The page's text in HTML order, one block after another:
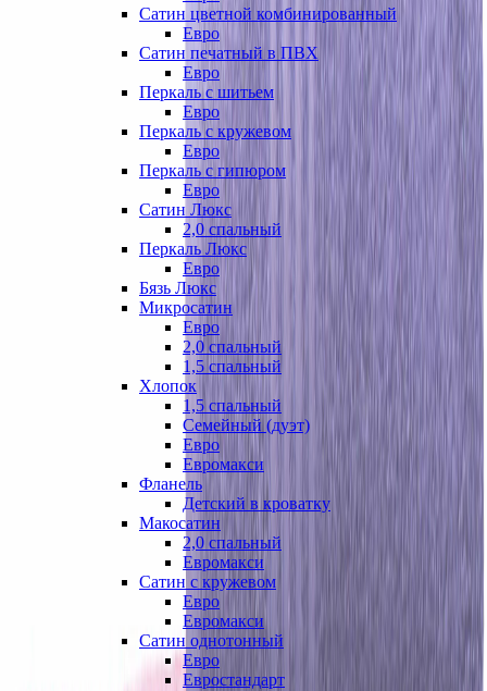
Сатин цветной комбинированный
Евро
Сатин печатный в ПВХ
Евро
Перкаль с шитьем
Евро
Перкаль с кружевом
Евро
Перкаль с гипюром
Евро
Сатин Люкс
2,0 спальный
Перкаль Люкс
Евро
Бязь Люкс
Микросатин
Евро
2,0 спальный
1,5 спальный
Хлопок
1,5 спальный
Семейный (дуэт)
Евро
Евромакси
Фланель
Детский в кроватку
Макосатин
2,0 спальный
Евромакси
Сатин с кружевом
Евро
Евромакси
Сатин однотонный
Евро
Евростандарт